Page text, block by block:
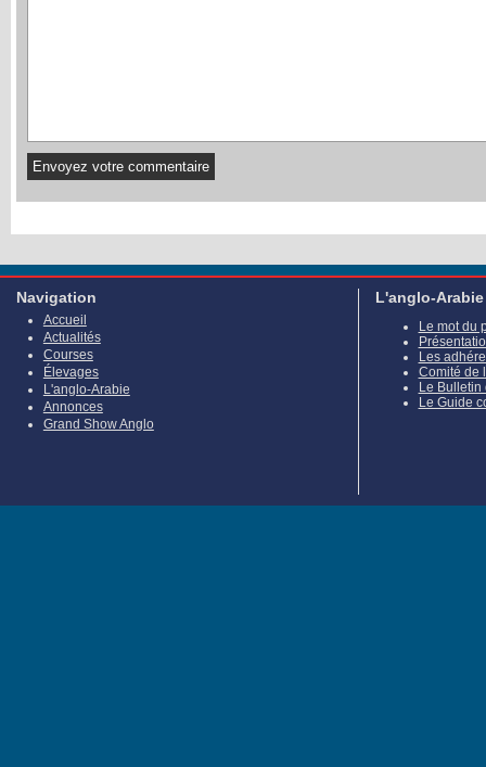
Navigation
Accueil
Actualités
Courses
Élevages
L'anglo-Arabie
Annonces
Grand Show Anglo
L'anglo-Arabie
Le mot du
Les
Comité de
Le Bulletin
Le Guide